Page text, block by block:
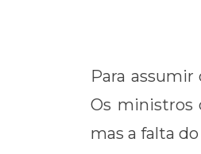
Para assumir
Os ministros
mas a falta